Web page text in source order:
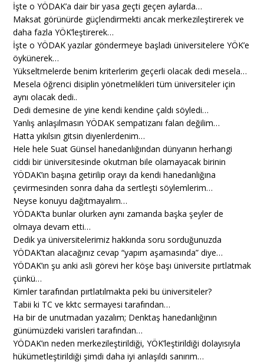
İşte o YÖDAK’a dair bir yasa geçti geçen aylarda…
Maksat görünürde güçlendirmekti ancak merkezileştirerek ve
daha fazla YÖK’leştirerek…
İşte o YÖDAK yazılar göndermeye başladı üniversitelere YÖK’e
öykünerek…
Yükseltmelerde benim kriterlerim geçerli olacak dedi mesela…
Mesela öğrenci disiplin yönetmelikleri tüm üniversiteler için
aynı olacak dedi..
Dedi demesine de yine kendi kendine çaldı söyledi…
Yanlış anlaşılmasın YÖDAK sempatizanı falan değilim…
Hatta yıkılsın gitsin diyenlerdenim…
Hele hele Suat Günsel hanedanlığından dünyanın herhangi
ciddi bir üniversitesinde okutman bile olamayacak birinin
YÖDAK’ın başına getirilip orayı da kendi hanedanlığına
çevirmesinden sonra daha da sertleşti söylemlerim…
Neyse konuyu dağıtmayalım…
YÖDAK’ta bunlar olurken aynı zamanda başka şeyler de
olmaya devam etti…
Dedik ya üniversitelerimiz hakkında soru sorduğunuzda
YÖDAK’tan alacağınız cevap “yapım aşamasında” diye…
YÖDAK’ın şu anki asli görevi her köşe başı üniversite pırtlatmak
çünkü…
Kimler tarafından pırtlatılmakta peki bu üniversiteler?
Tabii ki TC ve kktc sermayesi tarafından…
Ha bir de unutmadan yazalım; Denktaş hanedanlığının
günümüzdeki varisleri tarafından…
YÖDAK’ın neden merkezileştirildiği, YÖK’leştirildiği dolayısıyla
hükümetleştirildiği şimdi daha iyi anlaşıldı sanırım…